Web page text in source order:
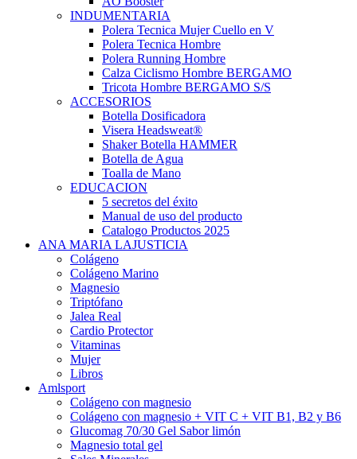
INDUMENTARIA
Polera Tecnica Mujer Cuello en V
Polera Tecnica Hombre
Polera Running Hombre
Calza Ciclismo Hombre BERGAMO
Tricota Hombre BERGAMO S/S
ACCESORIOS
Botella Dosificadora
Visera Headsweat®
Shaker Botella HAMMER
Botella de Agua
Toalla de Mano
EDUCACION
5 secretos del éxito
Manual de uso del producto
Catalogo Productos 2025
ANA MARIA LAJUSTICIA
Colágeno
Colágeno Marino
Magnesio
Triptófano
Jalea Real
Cardio Protector
Vitaminas
Mujer
Libros
Amlsport
Colágeno con magnesio
Colágeno con magnesio + VIT C + VIT B1, B2 y B6
Glucomag 70/30 Gel Sabor limón
Magnesio total gel